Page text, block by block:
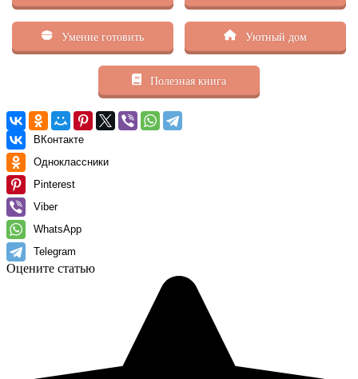
Умение готовить Уютный дом
Полезная книга
ВКонтакте
Одноклассники
Pinterest
Viber
WhatsApp
Telegram
Оцените статью